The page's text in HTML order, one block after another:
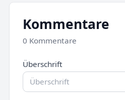
Kommentare
0 Kommentare
Überschrift